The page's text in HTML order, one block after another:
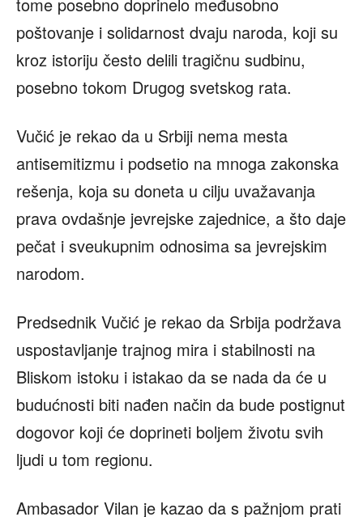
poštovanje i solidarnost dvaju naroda, koji su
kroz istoriju često delili tragičnu sudbinu,
posebno tokom Drugog svetskog rata.
Vučić je rekao da u Srbiji nema mesta
antisemitizmu i podsetio na mnoga zakonska
rešenja, koja su doneta u cilju uvažavanja
prava ovdašnje jevrejske zajednice, a što daje
pečat i sveukupnim odnosima sa jevrejskim
narodom.
Predsednik Vučić je rekao da Srbija podržava
uspostavljanje trajnog mira i stabilnosti na
Bliskom istoku i istakao da se nada da će u
budućnosti biti nađen način da bude postignut
dogovor koji će doprineti boljem životu svih
ljudi u tom regionu.
Ambasador Vilan je kazao da s pažnjom prati